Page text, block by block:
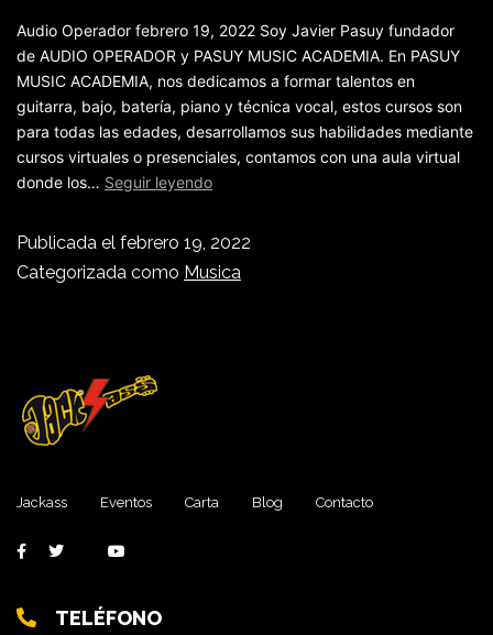
Audio Operador febrero 19, 2022 Soy Javier Pasuy fundador
de AUDIO OPERADOR y PASUY MUSIC ACADEMIA. En PASUY
MUSIC ACADEMIA, nos dedicamos a formar talentos en
guitarra, bajo, batería, piano y técnica vocal, estos cursos son
para todas las edades, desarrollamos sus habilidades mediante
cursos virtuales o presenciales, contamos con una aula virtual
donde los… Seguir leyendo
Publicada el febrero 19, 2022
Categorizada como Musica
Jackass Eventos Carta Blog Contacto
TELÉFONO